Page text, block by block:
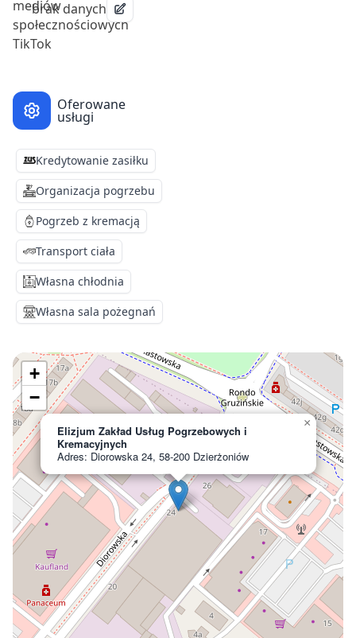
brak danych
Oferowane
usługi
Kredytowanie zasiłku
Organizacja pogrzebu
Pogrzeb z kremacją
Transport ciała
Własna chłodnia
Własna sala pożegnań
Elizjum Zakład Usług Pogrzebowych i
Kremacyjnych
Adres: Diorowska 24, 58-200 Dzierżoniów
×
+
−